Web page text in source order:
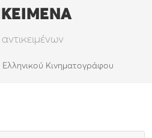
Ελληνικού Κινηματογράφου